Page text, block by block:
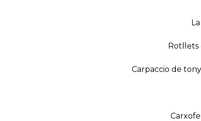
Rotllets
Carpaccio de